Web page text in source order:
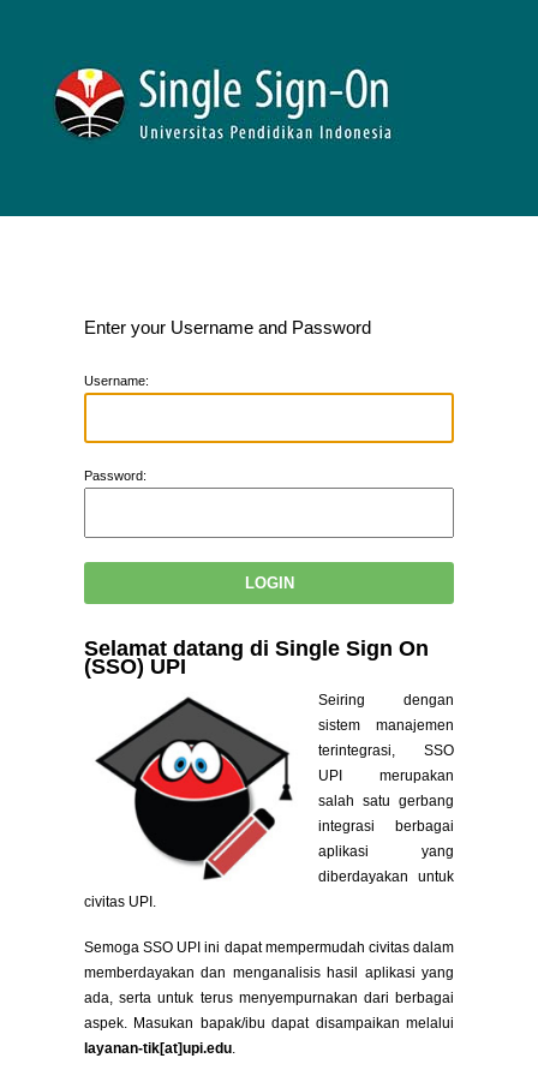
Enter your Username and Password
Username:
Password:
Selamat datang di Single Sign On
(SSO) UPI
Seiring dengan
sistem manajemen
terintegrasi, SSO
UPI merupakan
salah satu gerbang
integrasi berbagai
aplikasi yang
diberdayakan untuk
civitas UPI.
Semoga SSO UPI ini dapat mempermudah civitas dalam
memberdayakan dan menganalisis hasil aplikasi yang
ada, serta untuk terus menyempurnakan dari berbagai
aspek. Masukan bapak/ibu dapat disampaikan melalui
layanan-tik[at]upi.edu.